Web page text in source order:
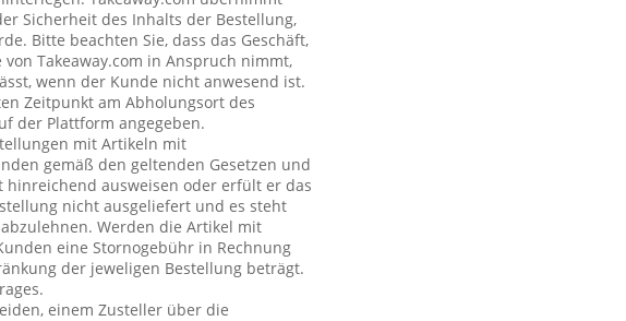
Sicherheit des Inhalts der Bestellung,
Bitte beachten Sie, dass das Geschäft,
Takeaway.com in Anspruch nimmt,
wenn der Kunde nicht anwesend ist.
Zeitpunkt am Abholungsort des
der Plattform angegeben.
mit Artikeln mit
gemäß den geltenden Gesetzen und
ausweisen oder erfült er das
nicht ausgeliefert und es steht
Werden die Artikel mit
eine Stornogebühr in Rechnung
der jeweligen Bestellung beträgt.
einem Zusteller über die